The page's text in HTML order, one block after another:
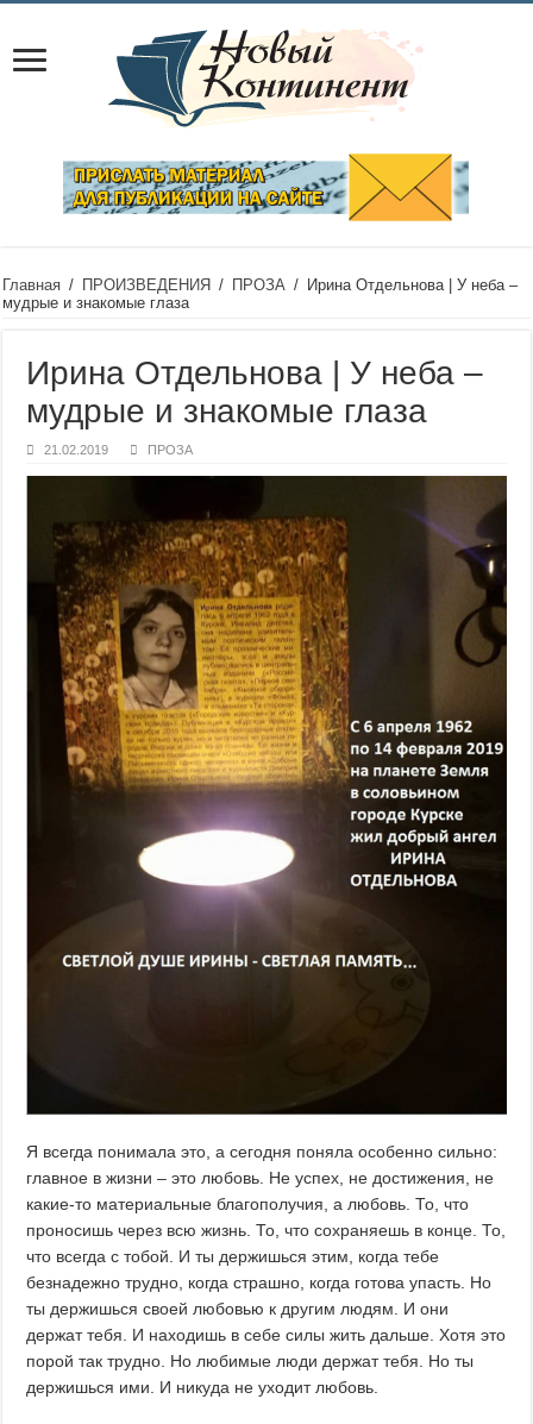
Главная / ПРОИЗВЕДЕНИЯ / ПРОЗА / Ирина Отдельнова | У неба –
мудрые и знакомые глаза
Ирина Отдельнова | У неба –
мудрые и знакомые глаза
21.02.2019 ПРОЗА
Я всегда понимала это, а сегодня поняла особенно сильно:
главное в жизни – это любовь. Не успех, не достижения, не
какие-то материальные благополучия, а любовь. То, что
проносишь через всю жизнь. То, что сохраняешь в конце. То,
что всегда с тобой. И ты держишься этим, когда тебе
безнадежно трудно, когда страшно, когда готова упасть. Но
ты держишься своей любовью к другим людям. И они
держат тебя. И находишь в себе силы жить дальше. Хотя это
порой так трудно. Но любимые люди держат тебя. Но ты
держишься ими. И никуда не уходит любовь.